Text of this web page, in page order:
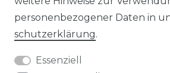
personenbezogener Daten in
schutz­erklärung.
Essenziell